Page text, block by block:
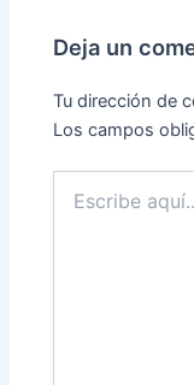
Deja un
Tu dirección de
Los campos
aquí...